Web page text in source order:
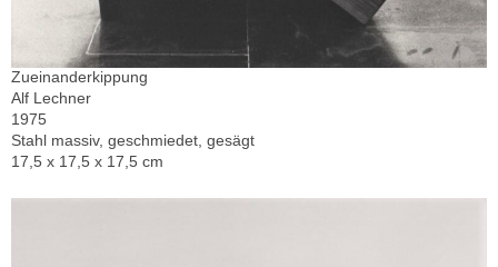
Zueinanderkippung
Alf Lechner
1975
Stahl massiv, geschmiedet, gesägt
17,5 x 17,5 x 17,5 cm